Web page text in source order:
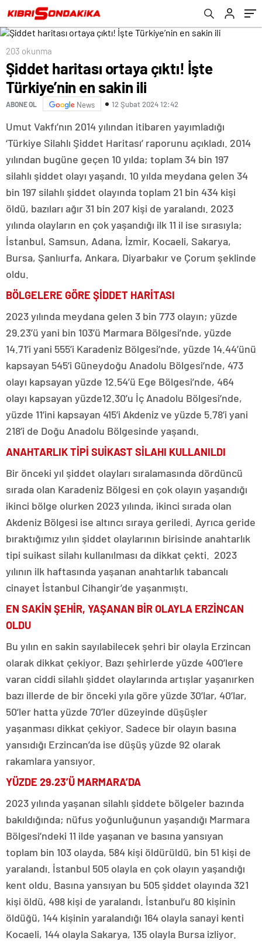
203 okunma
Şiddet haritası ortaya çıktı! İşte
Türkiye’nin en sakin ili
ABONE OL News 12 Şubat 2024 12:42
Umut Vakfı’nın 2014 yılından itibaren yayımladığı
‘Türkiye Silahlı Şiddet Haritası’ raporunu açıkladı. 2014
yılından bugüne geçen 10 yılda; toplam 34 bin 197
silahlı şiddet olayı yaşandı. 10 yılda meydana gelen 34
bin 197 silahlı şiddet olayında toplam 21 bin 434 kişi
öldü, bazıları ağır 31 bin 207 kişi de yaralandı. 2023
yılında olayların en çok yaşandığı ilk 11 il ise sırasıyla;
İstanbul, Samsun, Adana, İzmir, Kocaeli, Sakarya,
Bursa, Şanlıurfa, Ankara, Diyarbakır ve Çorum şeklinde
oldu.
BÖLGELERE GÖRE ŞİDDET HARİTASI
2023 yılında meydana gelen 3 bin 773 olayın; yüzde
29.23’ü yani bin 103’ü Marmara Bölgesi’nde, yüzde
14.71’i yani 555’i Karadeniz Bölgesi’nde, yüzde 14.44’ünü
kapsayan 545’i Güneydoğu Anadolu Bölgesi’nde, 473
olayı kapsayan yüzde 12.54’ü Ege Bölgesi’nde, 464
olayı kapsayan yüzde12.30’u İç Anadolu Bölgesi’nde,
yüzde 11’ini kapsayan 415’i Akdeniz ve yüzde 5.78’i yani
218’i de Doğu Anadolu Bölgesinde yaşandı.
ANAHTARLIK TİPİ SUİKAST SİLAHI KULLANILDI
Bir önceki yıl şiddet olayları sıralamasında dördüncü
sırada olan Karadeniz Bölgesi en çok olayın yaşandığı
ikinci bölge olurken 2023 yılında, ikinci sırada olan
Akdeniz Bölgesi ise altıncı sıraya geriledi. Ayrıca geride
bıraktığımız yılın şiddet olaylarının birisinde anahtarlık
tipi suikast silahı kullanılması da dikkat çekti. 2023
yılının ilk haftasında yaşanan anahtarlık tabancalı
cinayet İstanbul Cihangir’de yaşanmıştı.
EN SAKİN ŞEHİR, YAŞANAN BİR OLAYLA ERZİNCAN
OLDU
Bu yılın en sakin sayılabilecek şehri bir olayla Erzincan
olarak dikkat çekiyor. Bazı şehirlerde yüzde 400’lere
varan ciddi silahlı şiddet olaylarında artışlar yaşanırken
bazı illerde de bir önceki yıla göre yüzde 30’lar, 40’lar,
50’ler hatta yüzde 70’ler düzeyinde düşüşler
yaşanması dikkat çekiyor. Sadece bir olayın basına
yansıdığı Erzincan’da ise düşüş yüzde 92 olarak
rakamlara yansıyor.
YÜZDE 29.23’Ü MARMARA’DA
2023 yılında yaşanan silahlı şiddete bölgeler bazında
bakıldığında; nüfus yoğunluğunun yaşandığı Marmara
Bölgesi’ndeki 11 ilde yaşanan ve basına yansıyan
toplam bin 103 olayda, 584 kişi öldürüldü, bin 51 kişi de
yaralandı. İstanbul 505 olayla en çok olayın yaşandığı
kent oldu. Basına yansıyan bu 505 şiddet olayında 321
kişi öldü, 498 kişi de yaralandı. İstanbul’u 80 kişinin
öldüğü, 144 kişinin yaralandığı 164 olayla sanayi kenti
Kocaeli, 144 olayla Sakarya, 135 olayla Bursa izliyor.